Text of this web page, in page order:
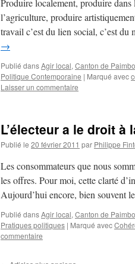
Produire localement, produire
l’agriculture, produire
travail c’est du lien social, c’est
→
Publié dansAgir local, Canton de
Politique Contemporaine | Marqué avec
Laisser un commentaire
L’électeur a le droit à
Publié le 20 février 2011 par Philippe
Les consommateurs que nous
les offres. Pour moi, cette clarté
Aujourd’hui encore, bien souvent
Publié dansAgir local, Canton de
Pratiques politiques | Marqué avec
commentaire